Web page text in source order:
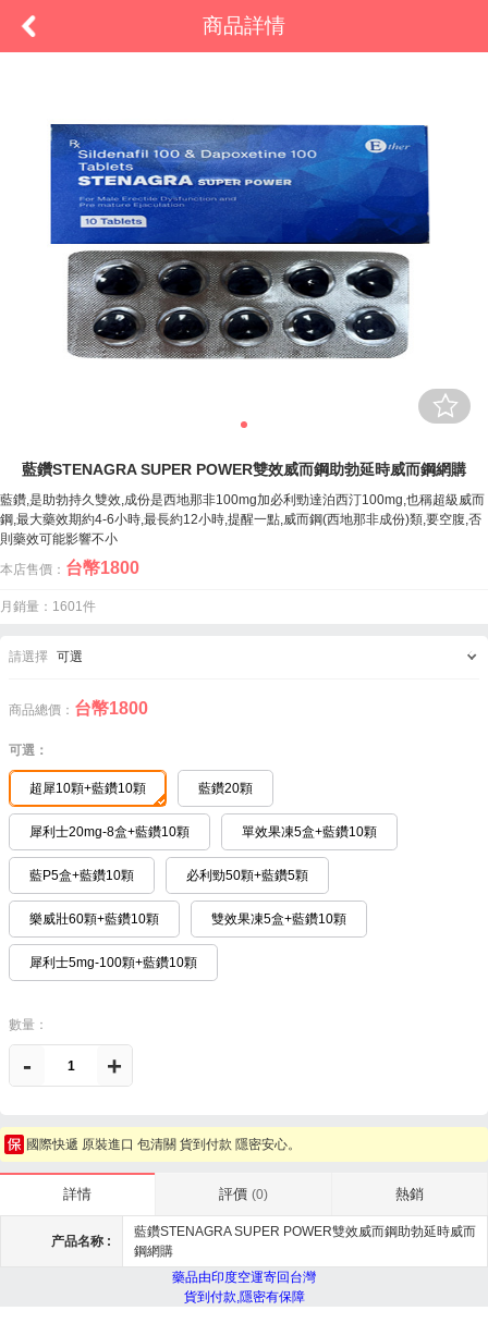
商品詳情
藍鑽STENAGRA SUPER POWER雙效威而鋼助勃延時威而鋼網購
藍鑽,是助勃持久雙效,成份是西地那非100mg加必利勁達泊西汀100mg,也稱超級威而
鋼,最大藥效期約4-6小時,最長約12小時,提醒一點,威而鋼(西地那非成份)類,要空腹,否
則藥效可能影響不小
本店售價： 台幣1800
月銷量：1601件
請選擇 可選
商品總價： 台幣1800
可選：
超犀10顆+藍鑽10顆 藍鑽20顆
犀利士20mg-8盒+藍鑽10顆 單效果凍5盒+藍鑽10顆
藍P5盒+藍鑽10顆 必利勁50顆+藍鑽5顆
樂威壯60顆+藍鑽10顆 雙效果凍5盒+藍鑽10顆
犀利士5mg-100顆+藍鑽10顆
數量：
- +
國際快遞 原裝進口 包清關 貨到付款 隱密安心。
詳情 評價 (0) 熱銷
产品名称 :
藍鑽STENAGRA SUPER POWER雙效威而鋼助勃延時威而
鋼網購
藥品由印度空運寄回台灣
貨到付款,隱密有保障